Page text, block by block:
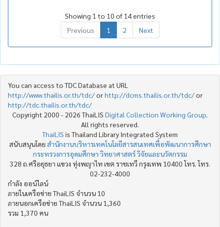
Showing 1 to 10 of 14 entries
Previous
1 2 Next
You can access to TDC Database at URL
http://www.thailis.or.th/tdc/orhttp://dcms.thailis.or.th/tdc/or
http://tdc.thailis.or.th/tdc/
Copyright 2000 - 2026 ThaiLIS Digital Collection Working Group
All rights reserved.
ThaiLIS is Thailand Library Integrated System
สนับสนุนโดย สำนักงานบริหารเทคโนโลยีสารสนเทศเพื่อพัฒนาการศึกษา
กระทรวงการอุดมศึกษา วิทยาศาสตร์ วิจัยและนวัตกรรม
328 ถ.ศรีอยุธยา แขวง ทุ่งพญาไท เขต ราชเทวี กรุงเทพ 10400 โทร. โทร.
02-232-4000
กำลัง ออน์ไลน์
ภายในเครือข่าย ThaiLIS จำนวน 10
ภายนอกเครือข่าย ThaiLIS จำนวน 1,360
รวม 1,370 คน